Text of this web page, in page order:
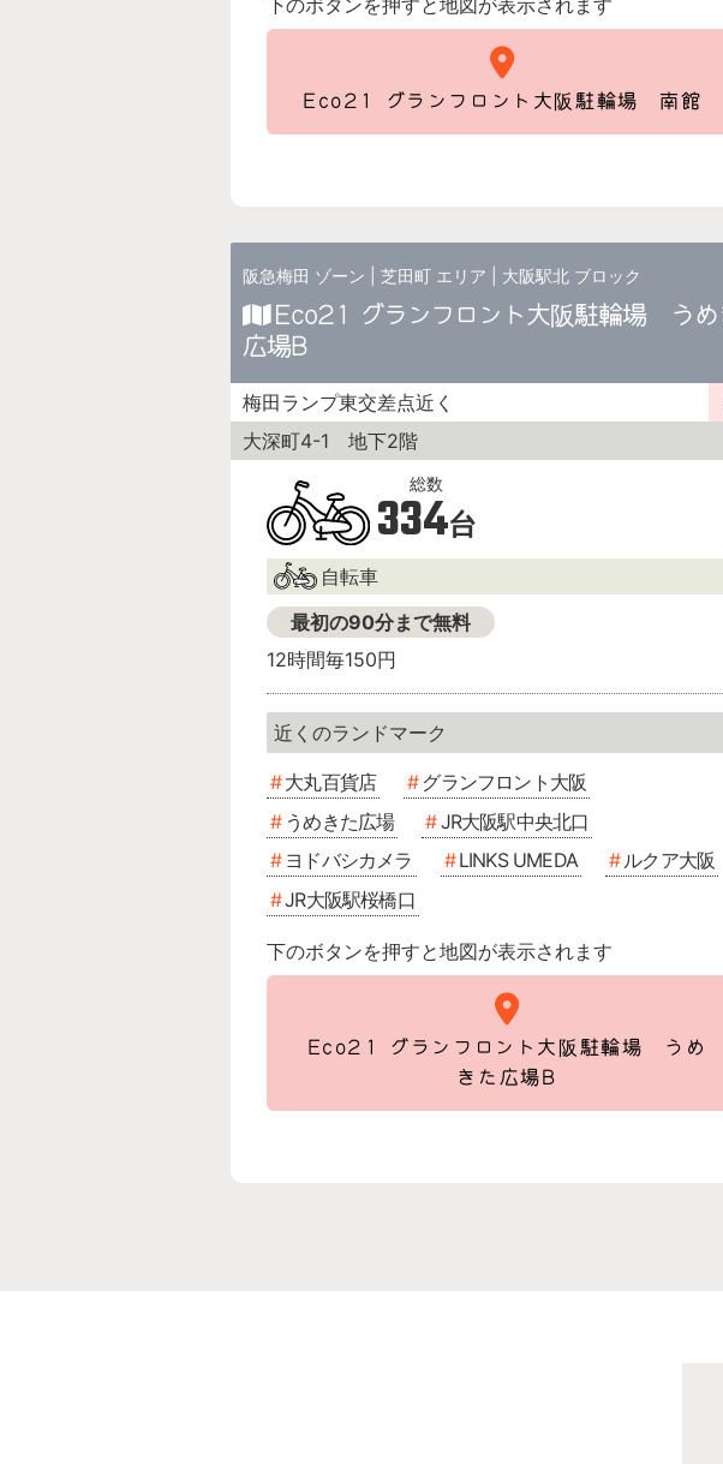
Eco21 グランフロント大阪駐輪場 南館
阪急梅田 ゾーン |芝田町 エリア 大阪駅北 ブロック
Eco21 グランフロント大阪駐輪場 うめ
広場B
梅田ランプ東交差点近く
大深町4-1 地下2階
334台
自転車
最初の90分まで無料
12時間毎150円
大丸百貨店
グランフロント大阪
うめきた広場
JR大阪駅中央北口
ヨドバシカメラ
LINKS UMEDA
ルクア大阪
JR大阪駅桜橋口
下のボタンを押すと地図が表示されます
Eco21 グランフロント大阪駐輪場 うめ
きた広場B